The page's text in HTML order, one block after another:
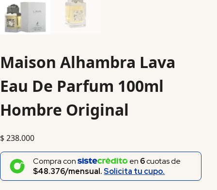
Maison Alhambra Lava
Eau De Parfum 100ml
Hombre Original
$238.000
Compra con en 6cuotas de
$48.376/mensual.Solicita tu cupo.